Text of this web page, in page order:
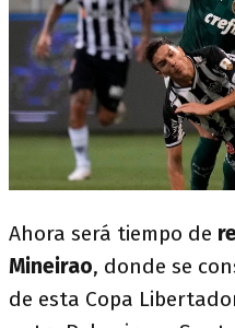
Ahora será tiempo de
Mineirao, donde se
de esta Copa